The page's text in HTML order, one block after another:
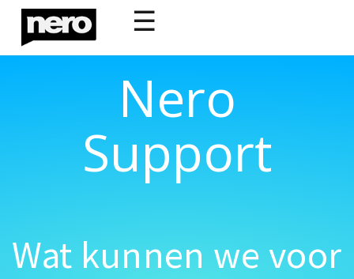
☰
Nero
Support
Wat kunnen we voor